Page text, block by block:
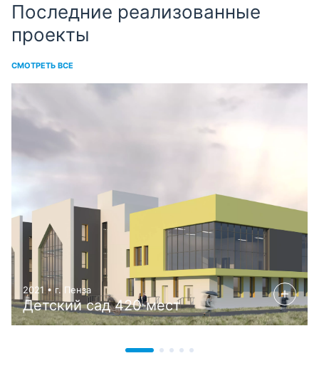
Последние реализованные
проекты
СМОТРЕТЬ ВСЕ
2021 • г. Пенза
Детский сад 420 мест